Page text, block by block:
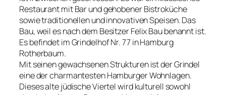
Restaurant mit Bar und gehobener Bistroküche
sowie traditionellen und innovativen Speisen. Das
Bau, weil es nach dem Besitzer Felix Bau benannt ist.
Es befindet im Grindelhof Nr. 77 in Hamburg
Rotherbaum.
Mit seinen gewachsenen Strukturen ist der Grindel
eine der charmantesten Hamburger Wohnlagen.
Dieses alte jüdische Viertel wird kulturell sowohl